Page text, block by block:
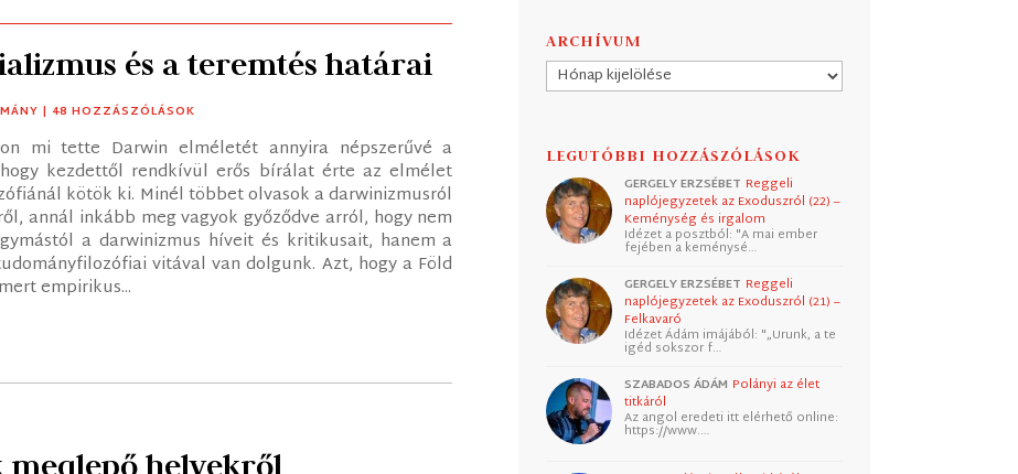
és a teremtés határai
| 48 HOZZÁSZÓLÁSOK
mi tette Darwin elméletét annyira népszerűvé a
kezdettől rendkívül erős bírálat érte az elmélet
kötök ki. Minél többet olvasok a darwinizmusról
annál inkább meg vagyok győződve arról, hogy nem
a darwinizmus híveit és kritikusait, hanem a
vitával van dolgunk. Azt, hogy a Föld
empirikus...
helyekről
ARCHÍVUM
Archívum
LEGUTÓBBI HOZZÁSZÓLÁSOK
GERGELY ERZSÉBET Reggeli
naplójegyzetek az Exoduszról (22) –
Keménység és irgalom
Idézet a posztból: "A mai ember
fejében a keménysé…
GERGELY ERZSÉBET Reggeli
naplójegyzetek az Exoduszról (21) –
Felkavaró
Idézet Ádám imájából: "„Urunk, a te
igéd sokszor f…
SZABADOS ÁDÁM Polányi az élet
titkáról
Az angol eredeti itt elérhető online:
https://www.…